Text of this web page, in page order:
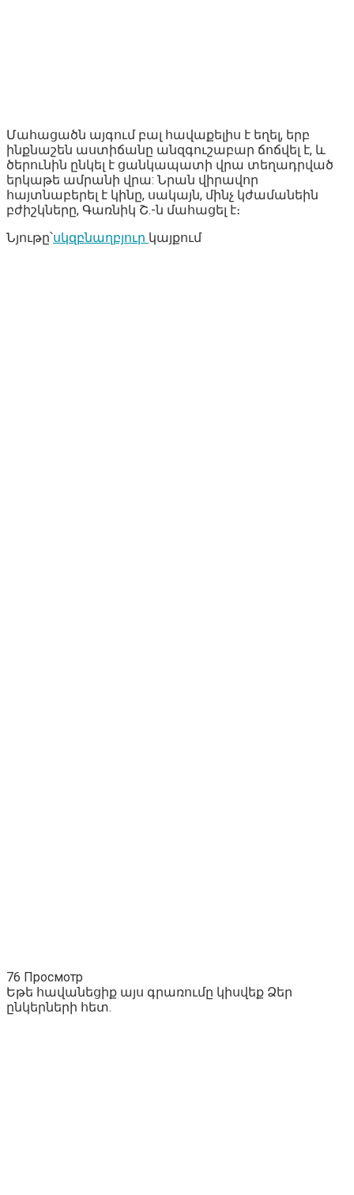
Մահացածն այգում բալ հավաքելիս է եղել, երբ
ինքնաշեն աստիճանը անզգուշաբար ճոճվել է, և
ծերունին ընկել է ցանկապատի վրա տեղադրված
երկաթե ամրանի վրա: Նրան վիրավոր
հայտնաբերել է կինը, սակայն, մինչ կժամանեին
բժիշկները, Գառնիկ Շ.-ն մահացել է։
Նյութը՝սկզբնաղբյուր կայքում
76 Просмотр
Եթե հավանեցիք այս գրառումը կիսվեք Ձեր
ընկերների հետ.